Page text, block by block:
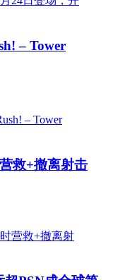
– Tower
救+撤离射击